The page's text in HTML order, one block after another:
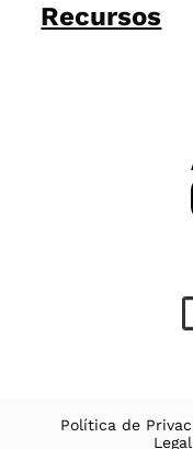
Recursos
Política de
Legal